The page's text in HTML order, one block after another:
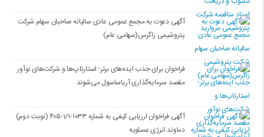
آگهی دعوت به مجمع عمومی عادی سالیانه صاحبان سهام شرکت
پتروشیمی زاگرس(سهامی عام)
فراخوان برای جذب ایده‌های برتر؛ استارتاپ‌ها و شرکت‌های نوآور
مقصد سرما‌یه‌گذاری آریاساسول می‌شوند
آگهی فراخوان ارزیابی کیفی به شماره ۱۰۳۳-۱/۱-۴۰۵ (نوبت دوم)
دماوند انرژی عسلویه